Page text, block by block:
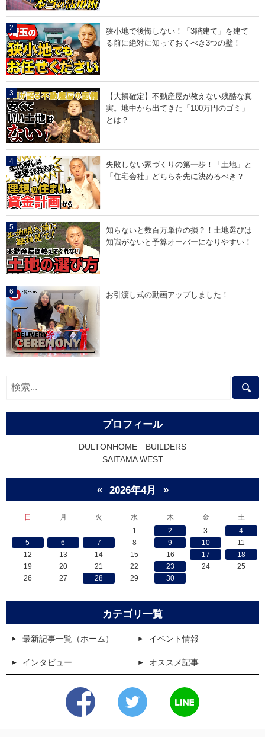
狭小地で後悔しない！「3階建て」を建て
る前に絶対に知っておくべき3つの壁！
【大損確定】不動産屋が教えない残酷な真
実。地中から出てきた「100万円のゴミ」
とは？
失敗しない家づくりの第一歩！「土地」と
「住宅会社」どちらを先に決めるべき？
知らないと数百万単位の損？！土地選びは
知識がないと予算オーバーになりやすい！
お引渡し式の動画アップしました！
プロフィール
DULTONHOME BUILDERS
SAITAMA WEST
« 2026年4月 »
日 月 火 水 木 金
土
1
2 3
4
5
6 7 8 9 10
11
12
13 14 15 16 17
18
19
20 21 22 23 24
25
26
27 28 29 30
カテゴリ一覧
最新記事一覧（ホーム） イベント情報
インタビュー オススメ記事
Facebook Twitter